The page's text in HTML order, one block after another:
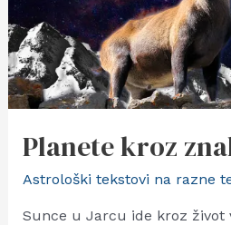
Planete kroz
Astrološki tekstovi na razne
Sunce u Jarcu ide kroz život